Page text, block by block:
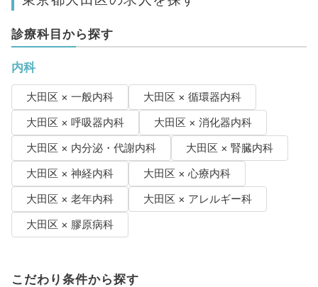
診療科目から探す
内科
大田区 × 一般内科
大田区 × 循環器内科
大田区 × 呼吸器内科
大田区 × 消化器内科
大田区 × 内分泌・代謝内科
大田区 × 腎臓内科
大田区 × 神経内科
大田区 × 心療内科
大田区 × 老年内科
大田区 × アレルギー科
大田区 × 膠原病科
こだわり条件から探す